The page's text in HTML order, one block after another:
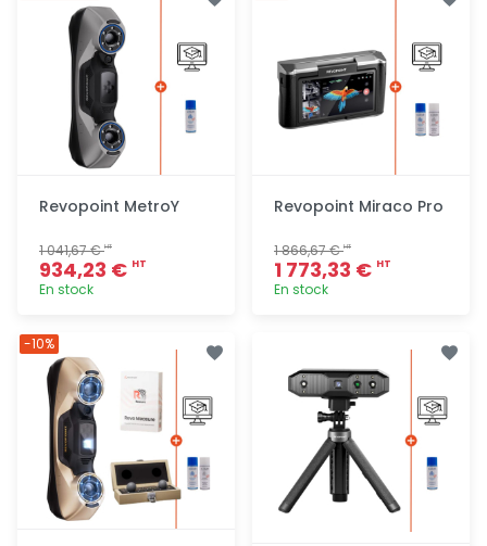
Revopoint MetroY
1 041,67 €HT
934,23 € HT
En stock
Revopoint Miraco Pro
1 866,67 €HT
1 773,33 € HT
En stock
-10%